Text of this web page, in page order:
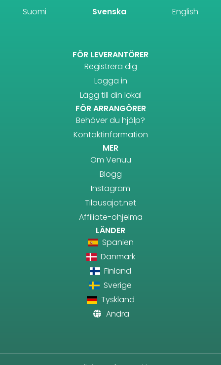
Suomi Svenska English
FÖR LEVERANTÖRER
Registrera dig
Logga in
Lägg till din lokal
FÖR ARRANGÖRER
Behöver du hjälp?
Kontaktinformation
MER
Om Venuu
Blogg
Instagram
Tilausajot.net
Affiliate-ohjelma
LÄNDER
Spanien
Danmark
Finland
Sverige
Tyskland
Andra